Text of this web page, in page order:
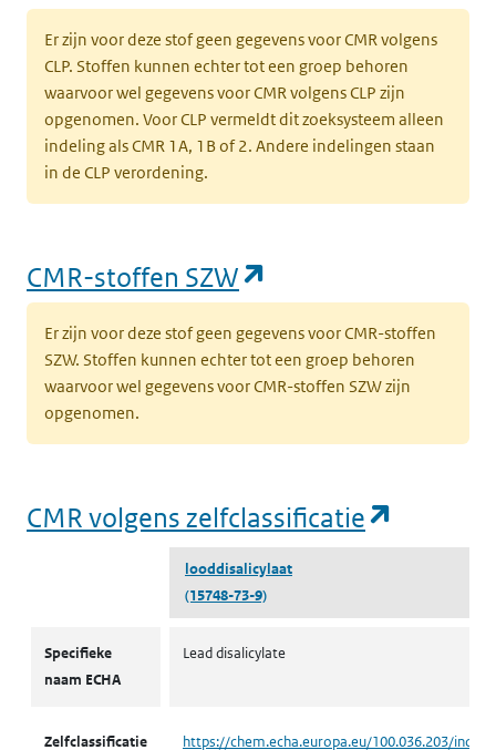
Er zijn voor deze stof geen gegevens voor CMR volgens
CLP. Stoffen kunnen echter tot een groep behoren
waarvoor wel gegevens voor CMR volgens CLP zijn
opgenomen. Voor CLP vermeldt dit zoeksysteem alleen
indeling als CMR 1A, 1B of 2. Andere indelingen staan
in de CLP verordening.
CMR-stoffen SZW
Er zijn voor deze stof geen gegevens voor CMR-stoffen
SZW. Stoffen kunnen echter tot een groep behoren
waarvoor wel gegevens voor CMR-stoffen SZW zijn
opgenomen.
CMR volgens zelfclassificatie
looddisalicylaat
(15748-73-9)
Specifieke
naam ECHA
Lead disalicylate
Zelfclassificatie
https://chem.echa.europa.eu/100.036.203/